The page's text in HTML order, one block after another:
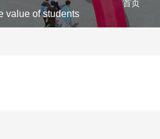
value of students
首页